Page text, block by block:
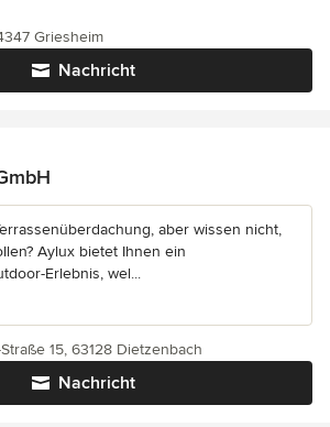
Nachricht
Griesheim
aber wissen nicht,
Aylux bietet Ihnen ein
Erlebnis, wel...
Nachricht
15, 63128 Dietzenbach